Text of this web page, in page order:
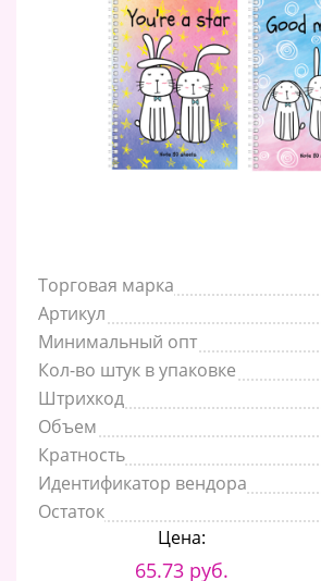
Торговая марка
Артикул
Минимальный опт
Кол-во штук в упаковке
Штрихкод
Объем
Кратность
Идентификатор вендора
Остаток
Цена:
65.73 руб.